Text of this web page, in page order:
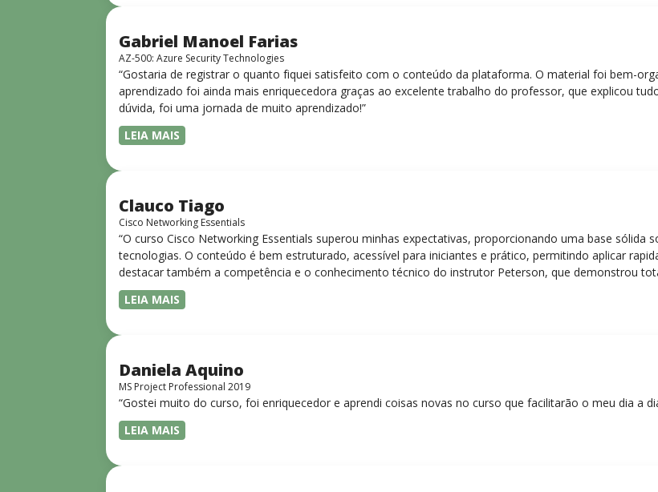
Gabriel Manoel Farias
AZ-500: Azure Security Technologies
“Gostaria de registrar o quanto fiquei satisfeito com o conteúdo da plataforma. O material foi bem-
aprendizado foi ainda mais enriquecedora graças ao excelente trabalho do professor, que explicou
dúvida, foi uma jornada de muito aprendizado!”
LEIA MAIS
Clauco Tiago
Cisco Networking Essentials
“O curso Cisco Networking Essentials superou minhas expectativas, proporcionando uma base sólida
tecnologias. O conteúdo é bem estruturado, acessível para iniciantes e prático, permitindo aplicar
destacar também a competência e o conhecimento técnico do instrutor Peterson, que demonstrou
complexos de forma clara e objetiva. Sua didática facilitou o aprendizado e tornou as aulas dinâmicas
desejam iniciar ou aprofundar seus conhecimentos em redes!”
LEIA MAIS
Daniela Aquino
MS Project Professional 2019
“Gostei muito do curso, foi enriquecedor e aprendi coisas novas no curso que facilitarão o meu dia a
LEIA MAIS